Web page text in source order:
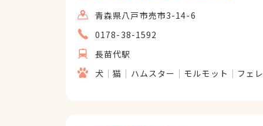
青森県八戸市売市3-14-6
0178-38-1592
長苗代駅
犬
猫 ハムスター モルモット フェ